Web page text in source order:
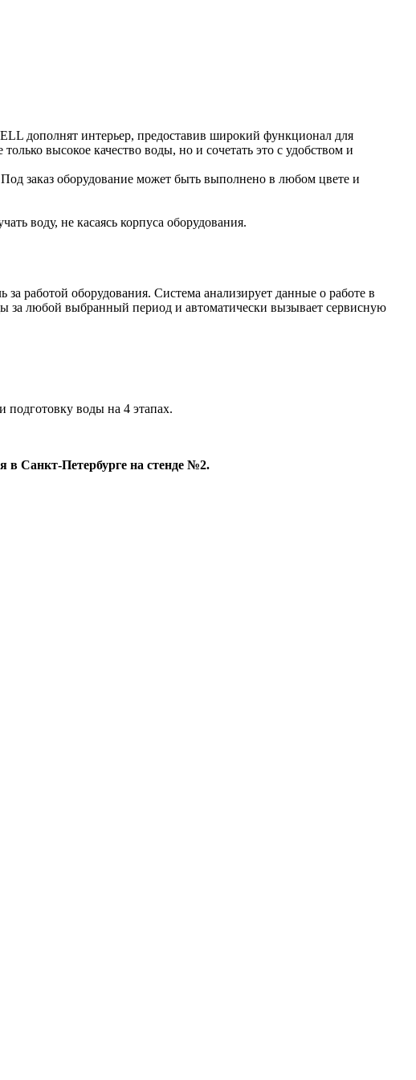
дополнят интерьер, предоставив широкий функционал для
высокое качество воды, но и сочетать это с удобством и
заказ оборудование может быть выполнено в любом цвете и
воду, не касаясь корпуса оборудования.
работой оборудования. Система анализирует данные о работе в
за любой выбранный период и автоматически вызывает сервисную
подготовку воды на 4 этапах.
в Санкт-Петербурге на стенде №2.